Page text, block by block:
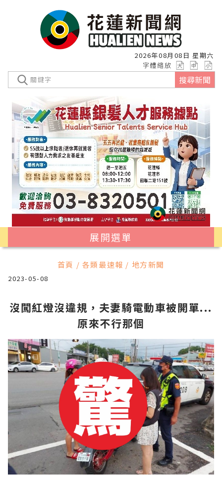
2026年08月08日 星期六
字體縮放
搜尋新聞
展開選單
首頁 / 各類最速報 / 地方新聞
2023-05-08
沒闖紅燈沒違規，夫妻騎電動車被開單...
原來不行那個